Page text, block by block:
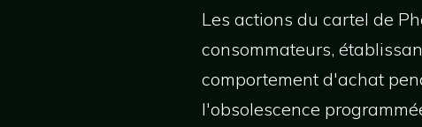
Les actions du cartel de
consommateurs,
comportement d'achat
l'obsolescence